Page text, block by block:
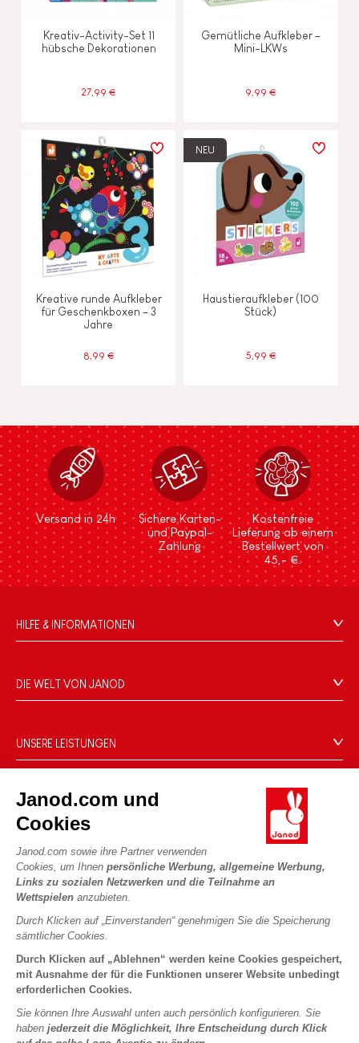
Janod.com und
Cookies
Janod.com sowie ihre Partner verwenden
Cookies, um Ihnen persönliche Werbung, allgemeine Werbung,
Links zu sozialen Netzwerken und die Teilnahme an
Wettspielen anzubieten.
Durch Klicken auf „Einverstanden“ genehmigen Sie die Speicherung
sämtlicher Cookies.
Durch Klicken auf „Ablehnen“ werden keine Cookies gespeichert,
mit Ausnahme der für die Funktionen unserer Website unbedingt
erforderlichen Cookies.
Sie können Ihre Auswahl unten auch persönlich konfigurieren. Sie
haben jederzeit die Möglichkeit, Ihre Entscheidung durch Klick
Kreativ-Activity-Set 11
hübsche Dekorationen
27,99 €
Gemütliche Aufkleber –
Mini-LKWs
9,99 €
Kreative runde Aufkleber
für Geschenkboxen – 3
Jahre
8,99 €
NEU
Haustieraufkleber (100
Stück)
5,99 €
Versand in 24h
Sichere Karten-
und Paypal-
Zahlung
Kostenfreie
Lieferung ab einem
Bestellwert von
45,- €.
HILFE & INFORMATIONEN
FAQ
Kontakt
Produktrückruf
Persönliche daten
Cookies
Bedingungen für Angebote
Nutzungsbedingungen #YesJanod
DIE WELT VON JANOD
Unsere Expertise
CSR-Verpflichtungen
UNSERE LEISTUNGEN
Sicheres Bezahlen
Lieferbedingungen
Videos
Lose Stücke
Kinderaktivitäten zum Download
PROFESSIONAL
Pressekontakte
FOLGEN SIE UNS
Copyright © 2026 Janod - Alle Rechte vorbehalten -Rechtliche
Hinweise